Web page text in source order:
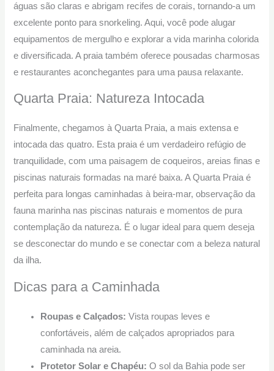
águas são claras e abrigam recifes de corais, tornando-a um
excelente ponto para snorkeling. Aqui, você pode alugar
equipamentos de mergulho e explorar a vida marinha colorida
e diversificada. A praia também oferece pousadas charmosas
e restaurantes aconchegantes para uma pausa relaxante.
Quarta Praia: Natureza Intocada
Finalmente, chegamos à Quarta Praia, a mais extensa e
intocada das quatro. Esta praia é um verdadeiro refúgio de
tranquilidade, com uma paisagem de coqueiros, areias finas e
piscinas naturais formadas na maré baixa. A Quarta Praia é
perfeita para longas caminhadas à beira-mar, observação da
fauna marinha nas piscinas naturais e momentos de pura
contemplação da natureza. É o lugar ideal para quem deseja
se desconectar do mundo e se conectar com a beleza natural
da ilha.
Dicas para a Caminhada
Roupas e Calçados: Vista roupas leves e
confortáveis, além de calçados apropriados para
caminhada na areia.
Protetor Solar e Chapéu: O sol da Bahia pode ser